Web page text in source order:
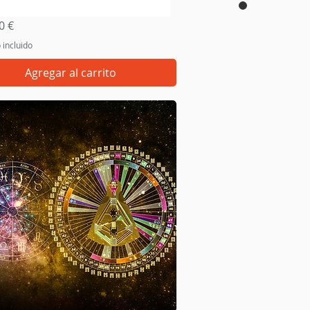
€
incluido
Agregar al carrito